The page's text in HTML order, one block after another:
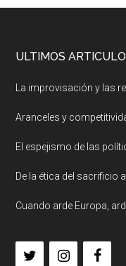
ULTIMOS
La improvisación y las
Aranceles y
El espejismo de las
De la ética del sacrificio
Cuando arde Europa,